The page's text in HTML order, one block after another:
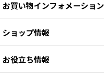
お買い物インフォメーション
ショップ情報
お役立ち情報